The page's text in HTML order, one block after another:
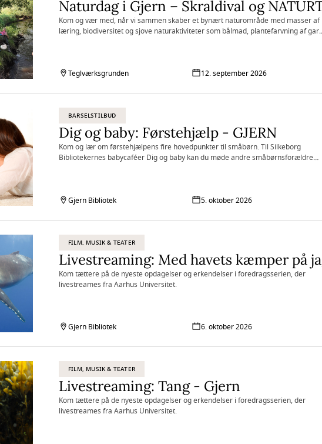
Kom og vær med, når vi sammen skaber et bynært naturområde med masser af
læring, biodiversitet og sjove naturaktiviteter som bålmad, plantefarvning af
Teglværksgrunden 12. september 2026
BARSELSTILBUD
Dig og baby: Førstehjælp - GJERN
Kom og lær om førstehjælpens fire hovedpunkter til småbørn. Til Silkeborg
Bibliotekernes babycaféer Dig og baby kan du møde andre småbørnsforældre
Gjern Bibliotek 5. oktober 2026
FILM, MUSIK & TEATER
Kom tættere på de nyeste opdagelser og erkendelser i foredragsserien, der
livestreames fra Aarhus Universitet.
Gjern Bibliotek 6. oktober 2026
FILM, MUSIK & TEATER
Livestreaming: Tang - Gjern
Kom tættere på de nyeste opdagelser og erkendelser i foredragsserien, der
livestreames fra Aarhus Universitet.